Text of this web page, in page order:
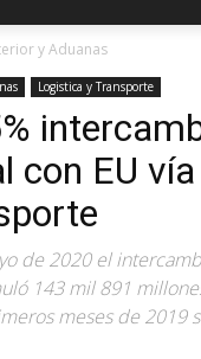
y Aduanas
Logistica y Transporte
con EU vía
de 2020 el
143 mil 891
meses de 2019